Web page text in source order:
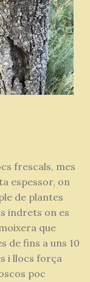
frescals, mes
espessor, on
de plantes
indrets on es
que
de fins a uns 10
i llocs força
poc